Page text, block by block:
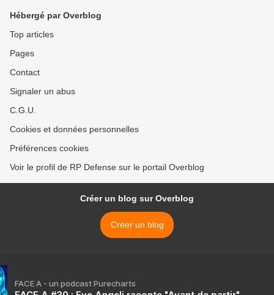
Hébergé par Overblog
Top articles
Pages
Contact
Signaler un abus
C.G.U.
Cookies et données personnelles
Préférences cookies
Voir le profil de RP Defense sur le portail Overblog
Créer un blog sur Overblog
Créer un blog
FACE A - un podcast Purecharts